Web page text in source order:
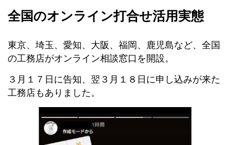
全国のオンライン打合せ活用実態
東京、埼玉、愛知、大阪、福岡、鹿児島など、全国
の工務店がオンライン相談窓口を開設。
３月１７日に告知、翌３月１８日に申し込みが来た
工務店もありました。